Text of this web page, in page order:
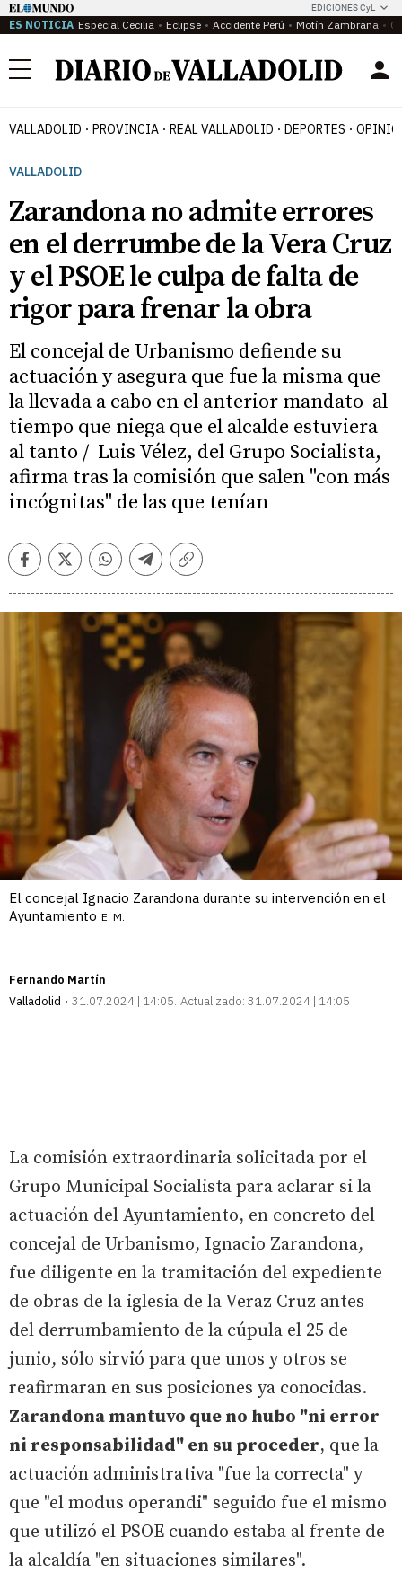
EDICIONES CyL
ES NOTICIA Especial Cecilia Eclipse Accidente Perú Motín Zambrana
Menú
VALLADOLID PROVINCIA REAL VALLADOLID DEPORTES
VALLADOLID
Zarandona no admite errores
en el derrumbe de la Vera Cruz
y el PSOE le culpa de falta de
rigor para frenar la obra
El concejal de Urbanismo defiende su
actuación y asegura que fue la misma que
la llevada a cabo en el anterior mandato al
tiempo que niega que el alcalde estuviera
al tanto / Luis Vélez, del Grupo Socialista,
afirma tras la comisión que salen "con más
incógnitas" de las que tenían
FacebookTwitterWhatsappTelegramCopiar
El concejal Ignacio Zarandona durante su intervención en el
Ayuntamiento E. M.
Fernando Martín
Valladolid
31.07.2024 | 14:05 Actualizado: 31.07.2024 | 14:05
La comisión extraordinaria solicitada por el
Grupo Municipal Socialista para aclarar si la
actuación del Ayuntamiento, en concreto del
concejal de Urbanismo, Ignacio Zarandona,
fue diligente en la tramitación del expediente
de obras de la iglesia de la Veraz Cruz antes
del derrumbamiento de la cúpula el 25 de
junio, sólo sirvió para que unos y otros se
reafirmaran en sus posiciones ya conocidas.
Zarandona mantuvo que no hubo "ni error
ni responsabilidad" en su proceder, que la
actuación administrativa "fue la correcta" y
que "el modus operandi" seguido fue el mismo
que utilizó el PSOE cuando estaba al frente de
la alcaldía "en situaciones similares".